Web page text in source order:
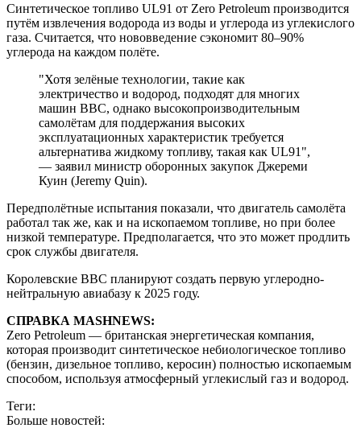
Синтетическое топливо UL91 от Zero Petroleum производится
путём извлечения водорода из воды и углерода из углекислого
газа. Считается, что нововведение сэкономит 80–90%
углерода на каждом полёте.
"Хотя зелёные технологии, такие как
электричество и водород, подходят для многих
машин ВВС, однако высокопроизводительным
самолётам для поддержания высоких
эксплуатационных характеристик требуется
альтернатива жидкому топливу, такая как UL91",
— заявил министр оборонных закупок Джереми
Куин (Jeremy Quin).
Передполётные испытания показали, что двигатель самолёта
работал так же, как и на ископаемом топливе, но при более
низкой температуре. Предполагается, что это может продлить
срок службы двигателя.
Королевские ВВС планируют создать первую углеродно-
нейтральную авиабазу к 2025 году.
СПРАВКА MASHNEWS:
Zero Petroleum — британская энергетическая компания,
которая производит синтетическое небиологическое топливо
(бензин, дизельное топливо, керосин) полностью ископаемым
способом, используя атмосферный углекислый газ и водород.
Теги:
Больше новостей: